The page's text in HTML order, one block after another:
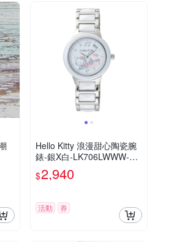
Hello Kitty 浪漫甜心陶瓷腕
錶-銀X白-LK706LWWW-32
mm
$2,940
活動 券